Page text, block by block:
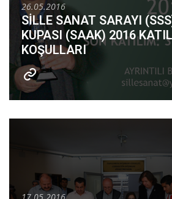
26.05.2016
SİLLE SANAT SARAYI
KUPASI (SAAK) 2016
KOŞULLARI